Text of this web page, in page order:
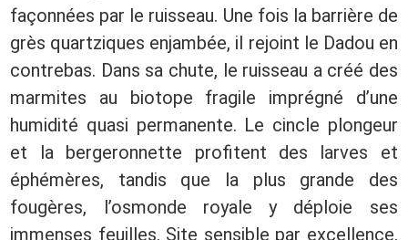
façonnées par le ruisseau. Une fois la barrière de
grès quartziques enjambée, il rejoint le Dadou en
contrebas. Dans sa chute, le ruisseau a créé des
marmites au biotope fragile imprégné d’une
humidité quasi permanente. Le cincle plongeur
et la bergeronnette profitent des larves et
éphémères, tandis que la plus grande des
fougères, l’osmonde royale y déploie ses
immenses feuilles. Site sensible par excellence,